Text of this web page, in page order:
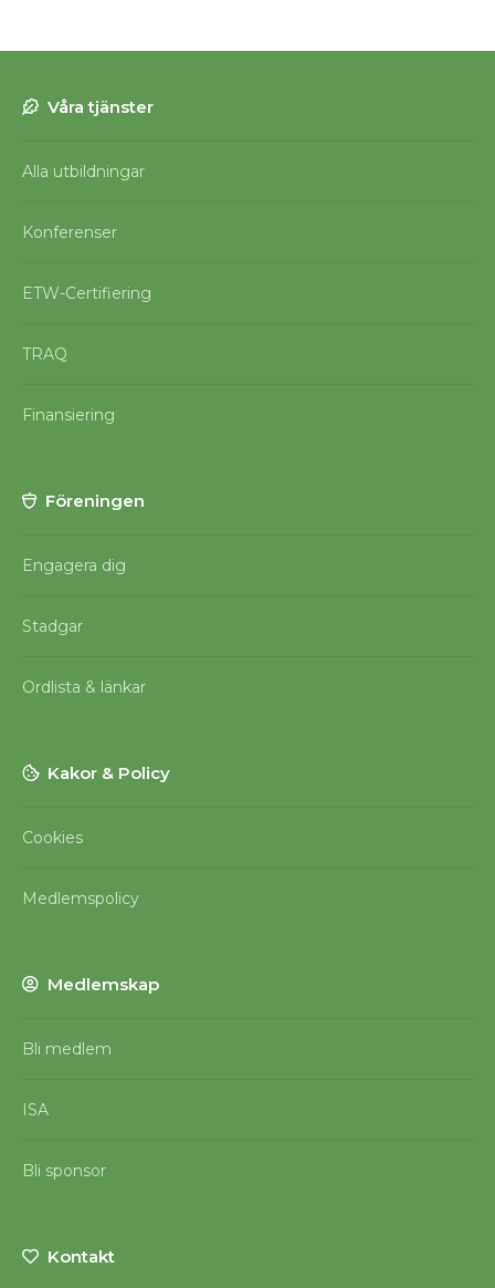
standarden för trädinventering
Våra tjänster
Alla utbildningar
Konferenser
ETW-Certifiering
TRAQ
Finansiering
Föreningen
Engagera dig
Stadgar
Ordlista & länkar
Kakor & Policy
Cookies
Medlemspolicy
Medlemskap
Bli medlem
ISA
Bli sponsor
Kontakt